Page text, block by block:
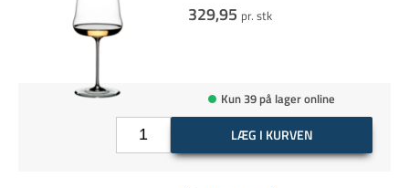
329,95 pr. stk
Kun 39 på lager online
LÆG I KURVEN